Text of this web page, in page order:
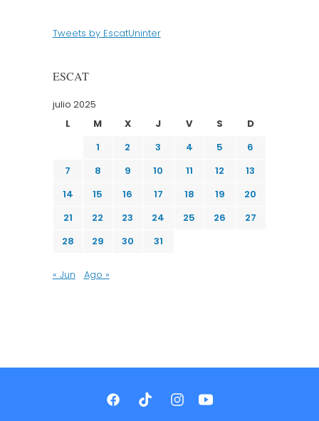
Tweets by EscatUninter
ESCAT
julio 2025
L
M X J V S
D
1
2 3 4 5
6
7
8 9 10 11 12
13
14
15 16 17 18 19
20
21
22 23 24 25 26
27
28
29 30 31
« Jun Ago »